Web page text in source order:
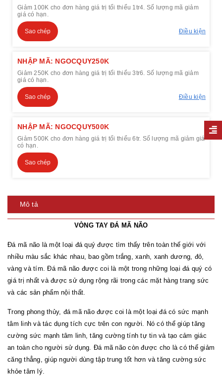
Giảm 100K cho đơn hàng giá trị tối thiểu 1tr4. Số lượng mã giảm
giá có hạn.
Sao chép Điều kiện
NHẬP MÃ: NGOCQUY250K
Giảm 250K cho đơn hàng giá trị tối thiểu 3tr6. Số lượng mã giảm
giá có hạn.
Sao chép Điều kiện
NHẬP MÃ: NGOCQUY500K
Giảm 500K cho đơn hàng giá trị tối thiểu 6tr. Số lượng mã giảm giá
có hạn.
Sao chép
Mô tả
VÒNG TAY ĐÁ MÃ NÃO
Đá mã não là một loại đá quý được tìm thấy trên toàn thế giới với
nhiều màu sắc khác nhau, bao gồm trắng, xanh, xanh dương, đỏ,
vàng và tím. Đá mã não được coi là một trong những loại đá quý có
giá trị nhất và được sử dụng rộng rãi trong các mặt hàng trang sức
và các sản phẩm nội thất.
Trong phong thủy, đá mã não được coi là một loại đá có sức mạnh
tâm linh và tác dụng tích cực trên con người. Nó có thể giúp tăng
cường sức mạnh tâm linh, tăng cường tính tự tin và tạo cảm giác
an toàn cho người sử dụng. Đá mã não còn được cho là có thể giảm
căng thẳng, giúp người dùng tập trung tốt hơn và tăng cường sức
khỏe tâm lý.